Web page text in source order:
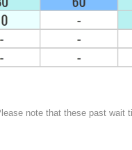
note that these past wait